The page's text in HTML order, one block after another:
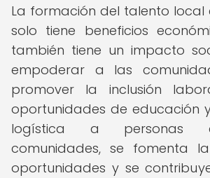
La formación del talento local
solo tiene beneficios
también tiene un impacto
empoderar a las
promover la inclusión
oportunidades de educación
logística a personas
comunidades, se fomenta
oportunidades y se